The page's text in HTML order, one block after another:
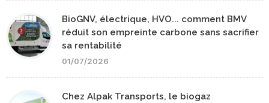
BioGNV, électrique, HVO... comment BMV
réduit son empreinte carbone sans sacrifier
sa rentabilité
01/07/2026
Chez Alpak Transports, le biogaz